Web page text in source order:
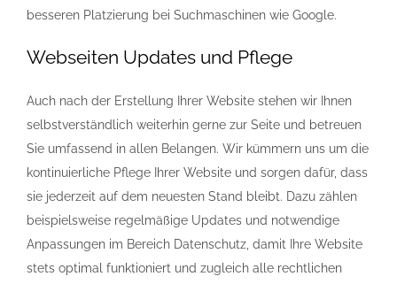
besseren Platzierung bei Suchmaschinen wie Google.
Webseiten Updates und Pflege
Auch nach der Erstellung Ihrer Website stehen wir Ihnen
selbstverständlich weiterhin gerne zur Seite und betreuen
Sie umfassend in allen Belangen. Wir kümmern uns um die
kontinuierliche Pflege Ihrer Website und sorgen dafür, dass
sie jederzeit auf dem neuesten Stand bleibt. Dazu zählen
beispielsweise regelmäßige Updates und notwendige
Anpassungen im Bereich Datenschutz, damit Ihre Website
stets optimal funktioniert und zugleich alle rechtlichen